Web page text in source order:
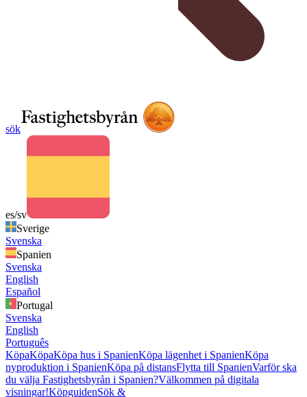
sök
es/sv
Sverige
Svenska
Spanien
Svenska
English
Español
Portugal
Svenska
English
Português
KöpaKöpaKöpa hus i SpanienKöpa lägenhet i SpanienKöpa
nyproduktion i SpanienKöpa på distansFlytta till SpanienVarför ska
du välja Fastighetsbyrån i Spanien?Välkommen på digitala
visningar!KöpguidenSök &